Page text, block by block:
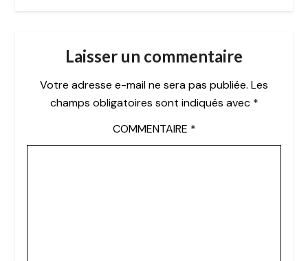
Laisser un commentaire
Votre adresse e-mail ne sera pas publiée. Les
champs obligatoires sont indiqués avec *
COMMENTAIRE *